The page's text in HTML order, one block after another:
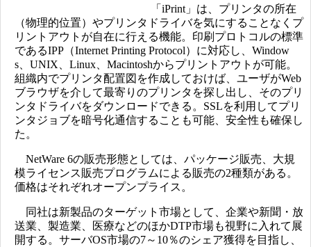
「iPrint」は、プリンタの所在
（物理的位置）やプリンタドライバを気にすることなくプ
リントアウトが自在に行える機能。印刷プロトコルの標準
であるIPP（Internet Printing Protocol）に対応し、Window
s、UNIX、Linux、Macintoshからプリントアウトが可能。
組織内でプリンタ配置図を作成しておけば、ユーザがWeb
ブラウザを介して最寄りのプリンタを探し出し、そのプリ
ンタドライバをダウンロードできる。SSLを利用してプリ
ンタジョブを暗号化通信することも可能、安全性も確保し
た。
NetWare 6の販売形態としては、パッケージ販売、大規
模ライセンス販売プログラムによる販売の2種類がある。
価格はそれぞれオープンプライス。
同社は新製品のターゲット市場として、企業や新聞・放
送業、製造業、医療などのほかDTP市場も視野に入れて展
開する。サーバOS市場の7～10％のシェア獲得を目指し、